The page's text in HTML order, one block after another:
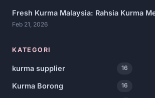
Fresh Kurma Malaysia: Rahsia Kurma
Feb 21, 2026
KATEGORI
kurma supplier 16
Kurma Borong 16